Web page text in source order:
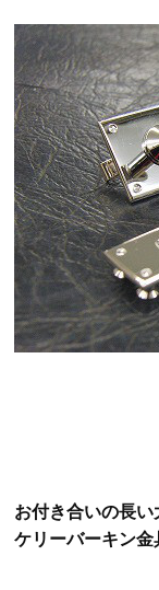
お付き合いの長
ケリーバーキン金